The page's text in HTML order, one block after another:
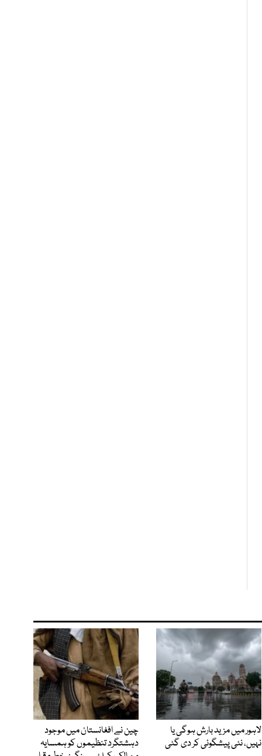
لاہور میں مزید بارش ہوگی یا
نہیں، نئی پیشگوئی کر دی گئی
چین نے افغانستان میں موجود
دہشتگرد تنظیموں کو ہمسایہ